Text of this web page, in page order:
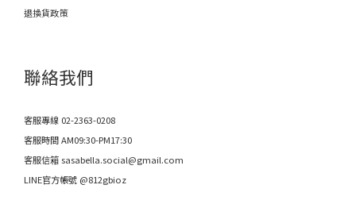
退換貨政策
聯絡我們
客服專線 02-2363-0208
客服時間 AM09:30-PM17:30
客服信箱 sasabella.social@gmail.com
LINE官方帳號 @812gbioz